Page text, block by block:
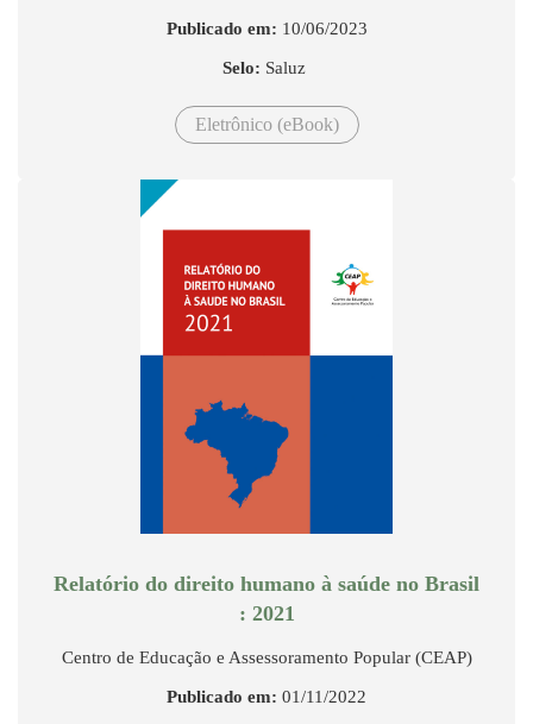
Publicado em: 10/06/2023
Selo: Saluz
Eletrônico (eBook)
Relatório do direito humano à saúde no Brasil
: 2021
Centro de Educação e Assessoramento Popular (CEAP)
Publicado em: 01/11/2022